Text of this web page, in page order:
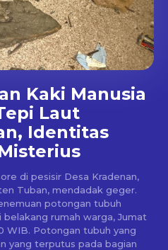
Kaki Manusia
Laut
Identitas
di pesisir Desa Kradenan,
Tuban, mendadak geger.
potongan tubuh
rumah warga, Jumat
yang
yang terputus pada bagian